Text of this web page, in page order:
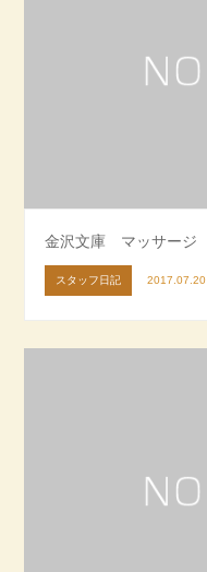
金沢文庫 マッサージ
スタッフ日記 2017.07.20